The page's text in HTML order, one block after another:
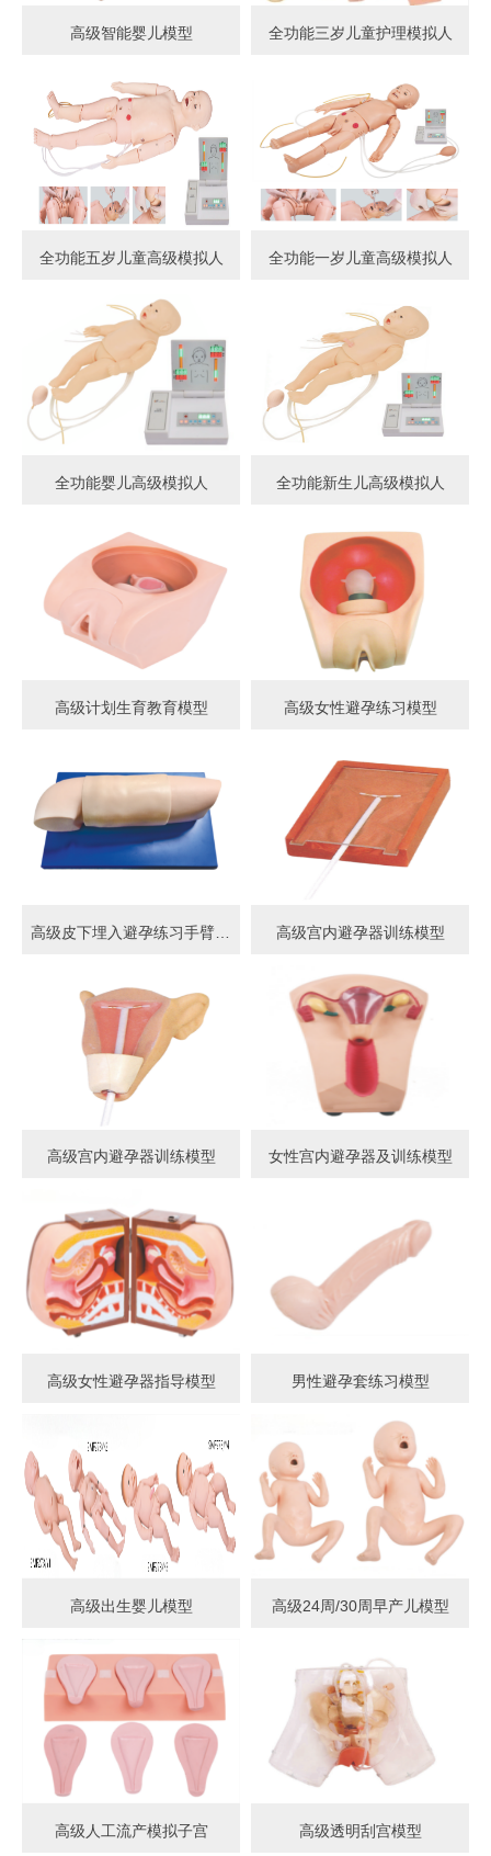
高级智能婴儿模型 全功能三岁儿童护理模拟人
全功能五岁儿童高级模拟人 全功能一岁儿童高级模拟人
全功能婴儿高级模拟人 全功能新生儿高级模拟人
高级计划生育教育模型 高级女性避孕练习模型
高级皮下埋入避孕练习手臂模型 高级宫内避孕器训练模型
高级宫内避孕器训练模型 女性宫内避孕器及训练模型
高级女性避孕器指导模型 男性避孕套练习模型
高级出生婴儿模型 高级24周/30周早产儿模型
高级人工流产模拟子宫 高级透明刮宫模型